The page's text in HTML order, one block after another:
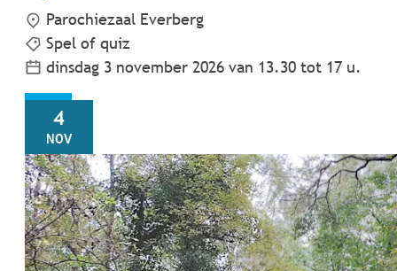
Parochiezaal Everberg
Spel of quiz
dinsdag 3 november 2026 van 13.30 tot 17 u.
WO4
NOV
Silsomrangers: Herfst in het Bos